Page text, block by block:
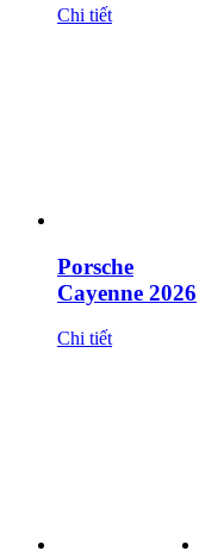
Chi tiết
Porsche
Cayenne 2026
Chi tiết